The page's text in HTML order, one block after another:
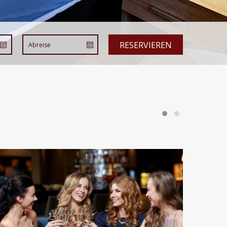
RESERVIEREN